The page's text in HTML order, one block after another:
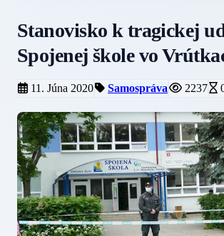
Stanovisko k tragickej
Spojenej škole vo
11. Júna 2020 Samospráva 2237